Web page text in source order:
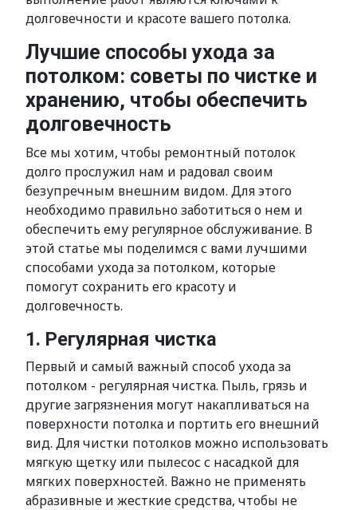
долговечности и красоте вашего потолка.
Лучшие способы ухода за
потолком: советы по чистке и
хранению, чтобы обеспечить
долговечность
Все мы хотим, чтобы ремонтный потолок
долго прослужил нам и радовал своим
безупречным внешним видом. Для этого
необходимо правильно заботиться о нем и
обеспечить ему регулярное обслуживание. В
этой статье мы поделимся с вами лучшими
способами ухода за потолком, которые
помогут сохранить его красоту и
долговечность.
1. Регулярная чистка
Первый и самый важный способ ухода за
потолком - регулярная чистка. Пыль, грязь и
другие загрязнения могут накапливаться на
поверхности потолка и портить его внешний
вид. Для чистки потолков можно использовать
мягкую щетку или пылесос с насадкой для
мягких поверхностей. Важно не применять
абразивные и жесткие средства, чтобы не